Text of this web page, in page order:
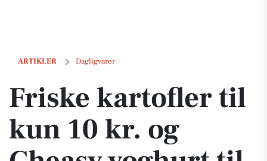
ARTIKLER Dagligvarer
Friske kartofler til kun 10 kr. og Cheasy yoghurt til samme pris - se
Friske kartofler til
kun 10 kr. og